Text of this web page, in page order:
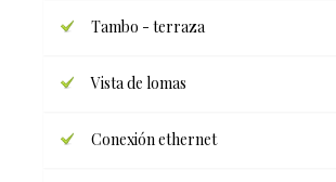
Tambo - terraza
Vista de lomas
Conexión ethernet